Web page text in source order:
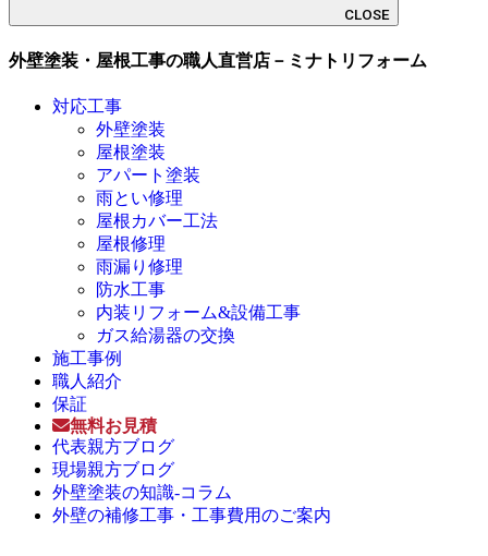
CLOSE
外壁塗装・屋根工事の職人直営店－ミナトリフォーム
対応工事
外壁塗装
屋根塗装
アパート塗装
雨とい修理
屋根カバー工法
屋根修理
雨漏り修理
防水工事
内装リフォーム&設備工事
ガス給湯器の交換
施工事例
職人紹介
保証
無料お見積
代表親方ブログ
現場親方ブログ
外壁塗装の知識-コラム
外壁の補修工事・工事費用のご案内